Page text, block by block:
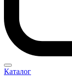
Каталог